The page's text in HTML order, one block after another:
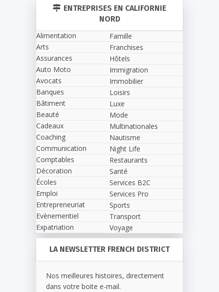
ENTREPRISES EN CALIFORNIE
NORD
Alimentation
Arts
Assurances
Auto Moto
Avocats
Banques
Bâtiment
Beauté
Cadeaux
Coaching
Communication
Comptables
Décoration
Écoles
Emploi
Entrepreneuriat
Evènementiel
Expatriation
Famille
Franchises
Hôtels
Immigration
Immobilier
Loisirs
Luxe
Mode
Multinationales
Nautisme
Night Life
Restaurants
Santé
Services B2C
Services Pro
Sports
Transport
Voyage
LA NEWSLETTER FRENCH DISTRICT
Nos meilleures histoires, directement
dans votre boite e-mail.